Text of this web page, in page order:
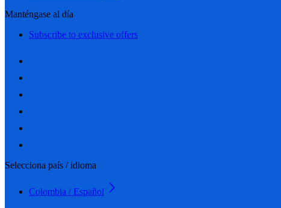
Manténgase al día
Subscribe to exclusive offers
Selecciona país / idioma
Colombia / Español